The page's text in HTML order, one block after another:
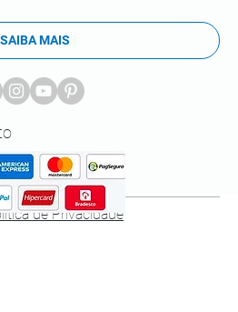
de Privacidade
SAIBA MAIS